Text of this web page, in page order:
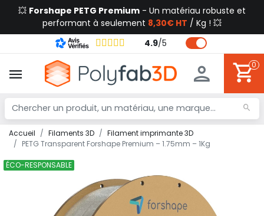
💥 Forshape PETG Premium - Un matériau robuste et
performant à seulement 8,30€ HT / Kg ! 💥
4.9/5
0
Accueil Filaments 3D
Filament imprimante 3D
PETG Transparent Forshape Premium – 1.75mm – 1Kg
ÉCO-RESPONSABLE